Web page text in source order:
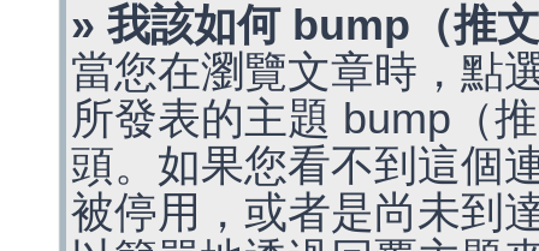
» 我該如何 bump（推
當您在瀏覽文章時，點
所發表的主題 bump（
頭。如果您看不到這個
被停用，或者是尚未到